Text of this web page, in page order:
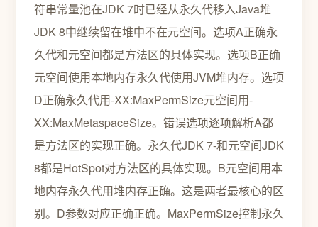
符串常量池在JDK 7时已经从永久代移入Java堆
JDK 8中继续留在堆中不在元空间。选项A正确永
久代和元空间都是方法区的具体实现。选项B正确
元空间使用本地内存永久代使用JVM堆内存。选项
D正确永久代用-XX:MaxPermSize元空间用-
XX:MaxMetaspaceSize。错误选项逐项解析A都
是方法区的实现正确。永久代JDK 7-和元空间JDK
8都是HotSpot对方法区的具体实现。B元空间用本
地内存永久代用堆内存正确。这是两者最核心的区
别。D参数对应正确正确。MaxPermSize控制永久